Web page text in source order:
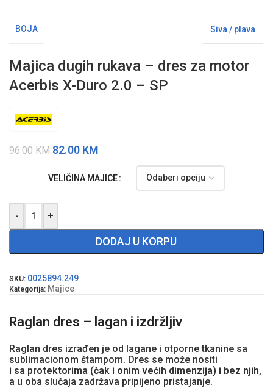
BOJA Siva / plava
Majica dugih rukava – dres za motor
Acerbis X-Duro 2.0 – SP
96.00KM 82.00 KM
VELIČINA MAJICE
- +
DODAJ U KORPU
SKU: 0025894.249
Kategorija: Majice
Raglan dres – lagan i izdržljiv
Raglan dres izrađen je od lagane i otporne tkanine sa
sublimacionom štampom. Dres se može nositi
i sa protektorima (čak i onim većih dimenzija) i bez njih,
a u oba slučaja zadržava pripijeno pristajanje.